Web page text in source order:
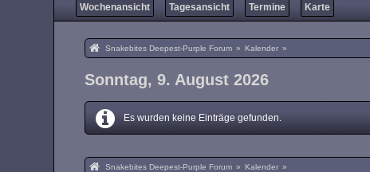
Wochenansicht Tagesansicht Termine Karte
Snakebites Deepest-Purple Forum » Kalender »
Sonntag, 9. August 2026
Es wurden keine Einträge gefunden.
Snakebites Deepest-Purple Forum » Kalender »